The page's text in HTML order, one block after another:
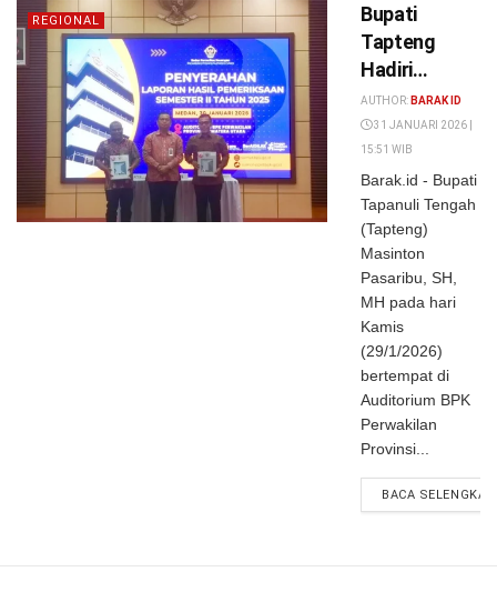
REGIONAL
Bupati
Tapteng
Hadiri
Penyerahan
Laporan
Hasil
Pemeriksaan
BPK
Semester II
Tahun 2025
AUTHOR: BARAK ID
31 JANUARI 2026 |
15:51 WIB
Barak.id - Bupati
Tapanuli Tengah
(Tapteng)
Masinton
Pasaribu, SH,
MH pada hari
Kamis
(29/1/2026)
bertempat di
Auditorium BPK
Perwakilan
Provinsi...
BACA